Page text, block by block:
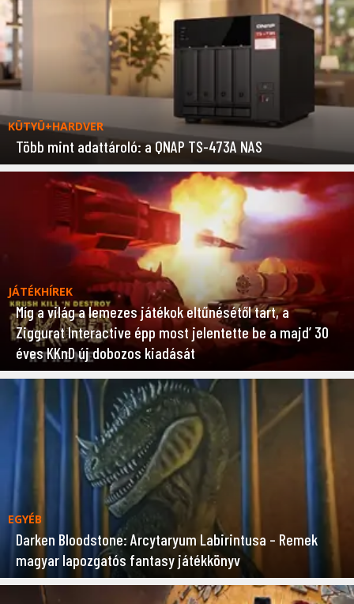
KÜTYÜ+HARDVER
Több mint adattároló: a QNAP TS-473A NAS
JÁTÉKHÍREK
Míg a világ a lemezes játékok eltűnésétől tart, a
Ziggurat Interactive épp most jelentette be a majd’ 30
éves KKnD új dobozos kiadását
EGYÉB
Darken Bloodstone: Arcytaryum Labirintusa – Remek
magyar lapozgatós fantasy játékkönyv